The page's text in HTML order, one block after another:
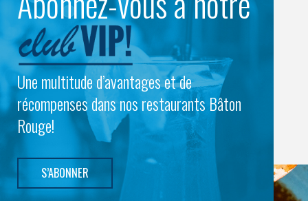
Une multitude d’avantages et de
récompenses dans nos restaurants Bâton
Rouge!
S’ABONNER